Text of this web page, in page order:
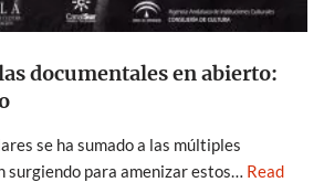
documentales en abierto:
se ha sumado a las múltiples
surgiendo para amenizar estos… Read